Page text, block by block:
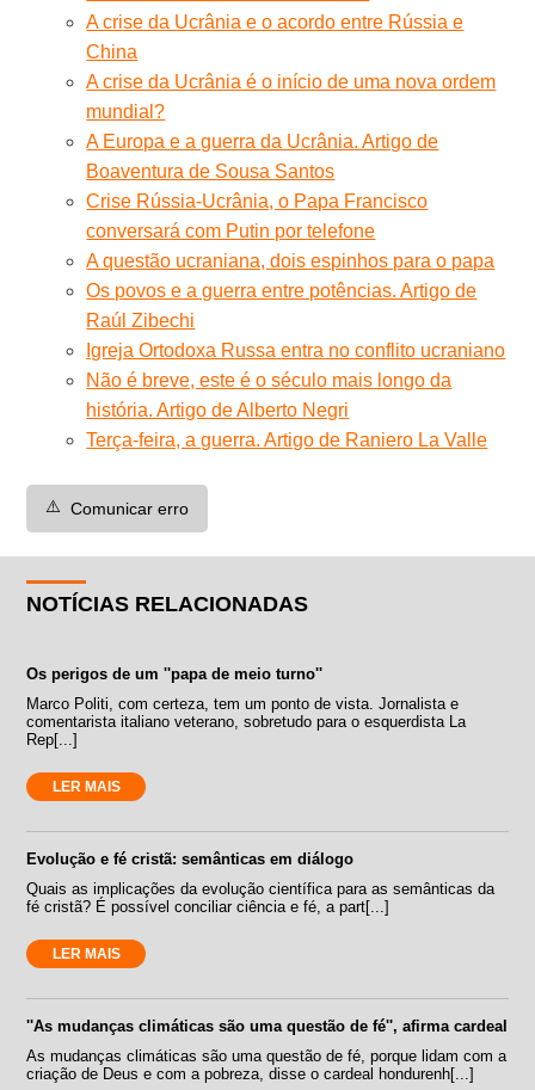
A crise da Ucrânia e o acordo entre Rússia e
China
A crise da Ucrânia é o início de uma nova ordem
mundial?
A Europa e a guerra da Ucrânia. Artigo de
Boaventura de Sousa Santos
Crise Rússia-Ucrânia, o Papa Francisco
conversará com Putin por telefone
A questão ucraniana, dois espinhos para o papa
Os povos e a guerra entre potências. Artigo de
Raúl Zibechi
Igreja Ortodoxa Russa entra no conflito ucraniano
Não é breve, este é o século mais longo da
história. Artigo de Alberto Negri
Terça-feira, a guerra. Artigo de Raniero La Valle
⚠️ Comunicar erro
NOTÍCIAS RELACIONADAS
Os perigos de um ''papa de meio turno''
Marco Politi, com certeza, tem um ponto de vista. Jornalista e
comentarista italiano veterano, sobretudo para o esquerdista La
Rep[...]
LER MAIS
Evolução e fé cristã: semânticas em diálogo
Quais as implicações da evolução científica para as semânticas da
fé cristã? É possível conciliar ciência e fé, a part[...]
LER MAIS
''As mudanças climáticas são uma questão de fé'', afirma cardeal
As mudanças climáticas são uma questão de fé, porque lidam com a
criação de Deus e com a pobreza, disse o cardeal hondurenh[...]